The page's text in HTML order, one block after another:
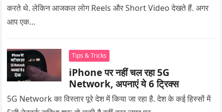
करते थे. लेकिन आजकल लोग Reels और Short Video देखते हैं. अगर
आप एक…
Tips & Tricks
iPhone पर नहीं चल रहा 5G
Network, अपनाएं ये 6 ट्रिक्स
5G Network का विस्तार पूरे देश में किया जा रहा है. देश के कई हिस्सों में